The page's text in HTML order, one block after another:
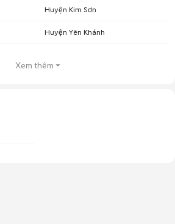
Huyện Kim Sơn
Huyện Yên Khánh
Xem thêm